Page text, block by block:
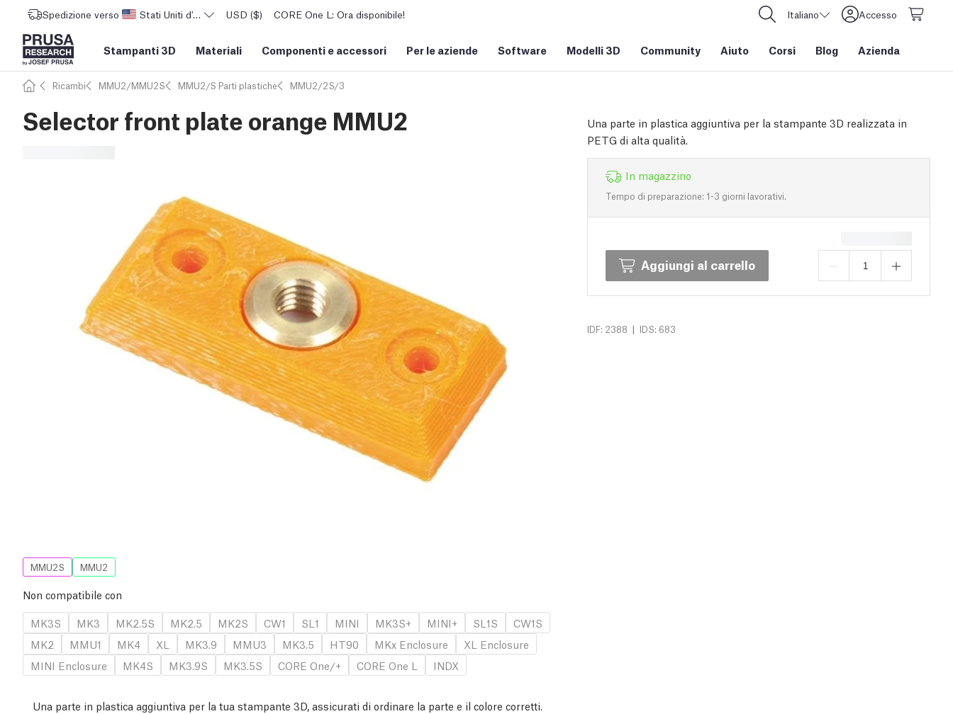
Spedizione verso Stati Uniti d'AmericaUSD ($) CORE One L: Ora disponibile! Italiano Accesso
Stampanti 3D Materiali Componenti e accessori Per le aziende Software Modelli 3D Community Aiuto Corsi Blog Azienda
Ricambi MMU2/MMU2S MMU2/S Parti plastiche MMU2/2S/3
Selector front plate orange MMU2
Una parte in plastica aggiuntiva per la stampante 3D realizzata in
PETG di alta qualità.
In magazzino
Tempo di preparazione: 1-3 giorni lavorativi.
Aggiungi al carrello
IDF: 2388 | IDS: 683
MMU2S MMU2
Non compatibile con
MK3S
MK3 MK2.5S MK2.5 MK2S CW1 SL1 MINI MK3S+ MINI+ SL1S
CW1S
MK2
MMU1 MK4 XL MK3.9 MMU3 MK3.5 HT90 MKx Enclosure
XL Enclosure
MINI Enclosure
MK4S MK3.9S MK3.5S CORE One/+ CORE One L INDX
Una parte in plastica aggiuntiva per la tua stampante 3D, assicurati di ordinare la parte e il colore corretti.